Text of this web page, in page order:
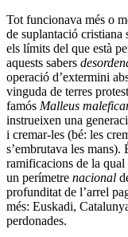
Tot funcionava més o
de suplantació cristiana
els límits del que està
aquests sabers
operació d’extermini
vinguda de terres
famós Malleus
instrueixen una
i cremar-les (bé: les
s’embrutava les mans).
ramificacions de la qual
un perímetre nacional
profunditat de l’arrel
més: Euskadi,
perdonades.